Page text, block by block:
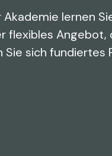
Akademie lernen
flexibles Angebot,
sich fundiertes